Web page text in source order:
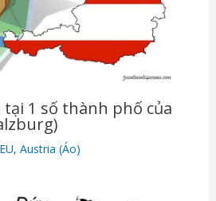
tại 1 số thành phố của
, Austria (Áo)